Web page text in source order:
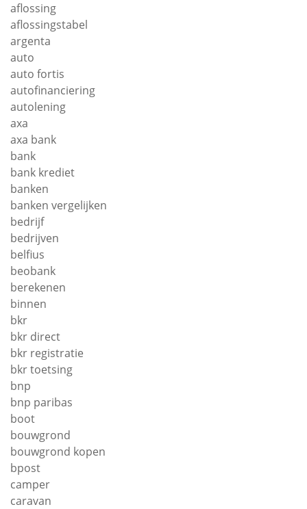
aflossing
aflossingstabel
argenta
auto
auto fortis
autofinanciering
autolening
axa
axa bank
bank
bank krediet
banken
banken vergelijken
bedrijf
bedrijven
belfius
beobank
berekenen
binnen
bkr
bkr direct
bkr registratie
bkr toetsing
bnp
bnp paribas
boot
bouwgrond
bouwgrond kopen
bpost
camper
caravan